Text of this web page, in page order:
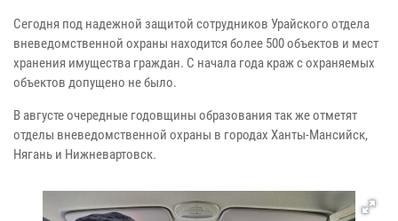
Сегодня под надежной защитой сотрудников Урайского отдела
вневедомственной охраны находится более 500 объектов и мест
хранения имущества граждан. С начала года краж с охраняемых
объектов допущено не было.
В августе очередные годовщины образования так же отметят
отделы вневедомственной охраны в городах Ханты-Мансийск,
Нягань и Нижневартовск.